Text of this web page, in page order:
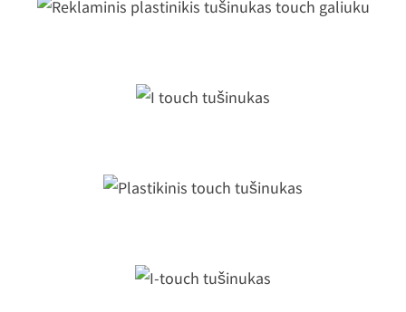
plastinikis tušinukas